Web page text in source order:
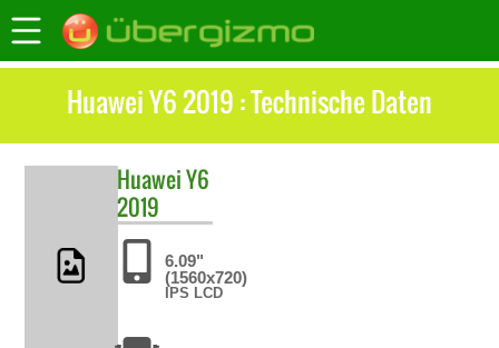
Huawei Y6 2019 : Technische Daten
HuaweiY6
2019
6.09"
(1560x720)
IPS LCD